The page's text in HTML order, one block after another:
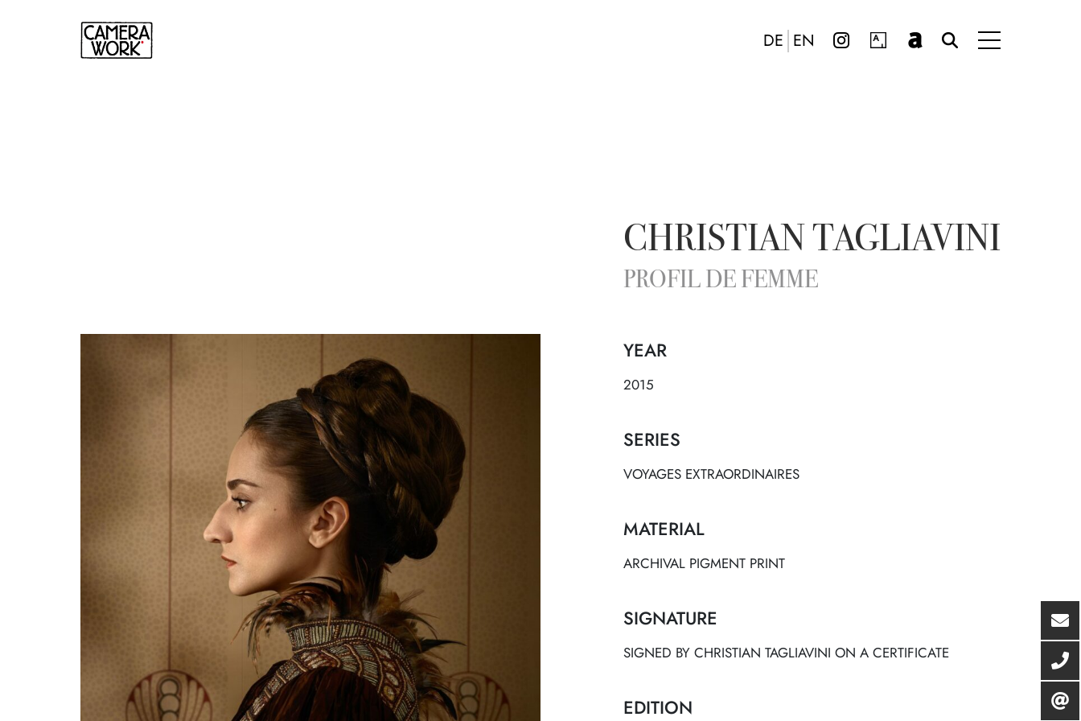
DE EN
CHRISTIAN TAGLIAVINI
PROFIL DE FEMME
YEAR
2015
SERIES
VOYAGES EXTRAORDINAIRES
MATERIAL
ARCHIVAL PIGMENT PRINT
SIGNATURE
SIGNED BY CHRISTIAN TAGLIAVINI ON A CERTIFICATE
EDITION